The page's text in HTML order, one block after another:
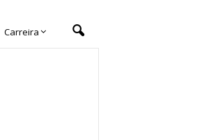
Carreira